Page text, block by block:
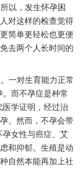
以，发生怀孕困
对这样的检查觉得
简单更轻松也更便
去两个人长时间的
一对生育能力正常
而不孕症是种常
医学证明，经过治
。然而，不孕会带
女性与癌症、艾
和抑郁。生殖是动
自然本能再加上社